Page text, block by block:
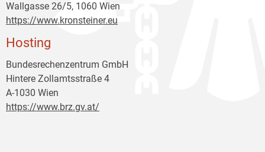
Wallgasse 26/5, 1060 Wien
https://www.kronsteiner.eu
Hosting
Bundesrechenzentrum GmbH
Hintere Zollamtsstraße 4
A-1030 Wien
https://www.brz.gv.at/